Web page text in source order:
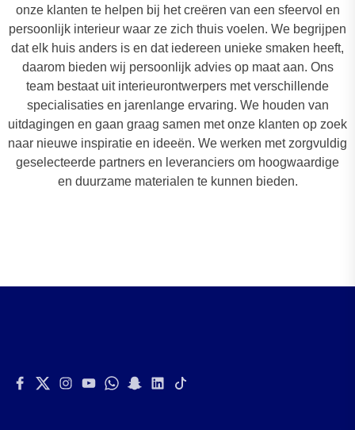
onze klanten te helpen bij het creëren van een sfeervol en
persoonlijk interieur waar ze zich thuis voelen. We begrijpen
dat elk huis anders is en dat iedereen unieke smaken heeft,
daarom bieden wij persoonlijk advies op maat aan. Ons
team bestaat uit interieurontwerpers met verschillende
specialisaties en jarenlange ervaring. We houden van
uitdagingen en gaan graag samen met onze klanten op zoek
naar nieuwe inspiratie en ideeën. We werken met zorgvuldig
geselecteerde partners en leveranciers om hoogwaardige
en duurzame materialen te kunnen bieden.
Facebook
TwitterInstagram
YoutubeWhatsapp
Snapchat
Linkedin
Tiktok